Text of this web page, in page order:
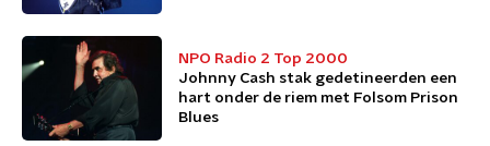
NPO Radio 2 Top 2000
Johnny Cash stak gedetineerden een
hart onder de riem met Folsom Prison
Blues